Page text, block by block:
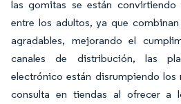
las gomitas se están
entre los adultos, ya que
agradables, mejorando el
canales de distribución, las
electrónico están disrumpiendo
consulta en tiendas al ofrecer a